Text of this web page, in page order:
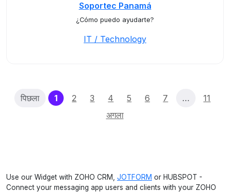
Soportec Panamá
¿Cómo puedo ayudarte?
IT / Technology
पिछला 1(current)
2 3 4 5 6 7 …
11
अगला
Use our Widget with ZOHO CRM, JOTFORM or HUBSPOT -
Connect your messaging app users and clients with your ZOHO